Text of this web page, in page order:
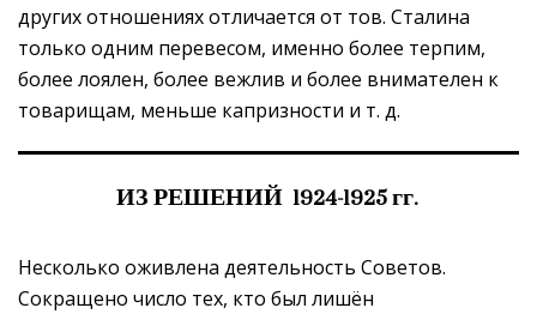
других отношениях отличается от тов. Сталина
только одним перевесом, именно более терпим,
более лоялен, более вежлив и более внимателен к
товарищам, меньше капризности и т. д.
ИЗ РЕШЕНИЙ 1924-1925 гг.
Несколько оживлена деятельность Советов.
Сокращено число тех, кто был лишён